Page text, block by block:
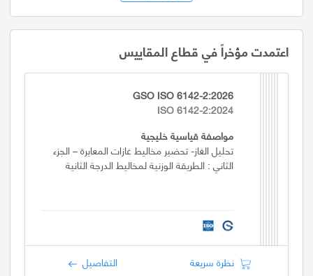
اعتمدت مؤخراً في قطاع المقاييس
GSO ISO 6142-2:2026
ISO 6142-2:2024
مواصفة قياسية خليجية
تحليل الغاز- تحضير مخاليط غازات المعايرة – الجزء
الثاني : الطريقة الوزنية لمخاليط الدرجة الثانية
نظرة سريعة التفاصيل